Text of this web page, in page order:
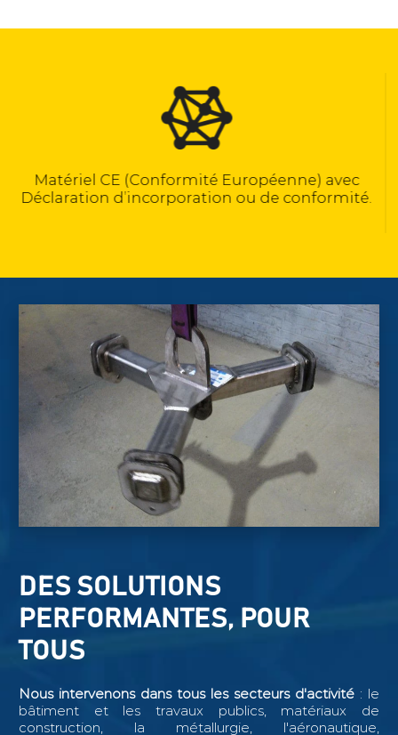
DES SOLUTIONS
PERFORMANTES, POUR
TOUS
Nous intervenons dans tous les secteurs d'activité: le
bâtiment et les travaux publics, matériaux de
construction, la métallurgie, l'aéronautique,